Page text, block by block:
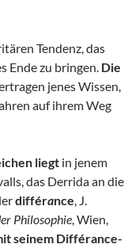
Tendenz, das
Ende zu bringen. Die
jenes Wissen,
auf ihrem Weg
liegt in jenem
das Derrida an die
différance, J.
Philosophie, Wien,
seinem Différance-